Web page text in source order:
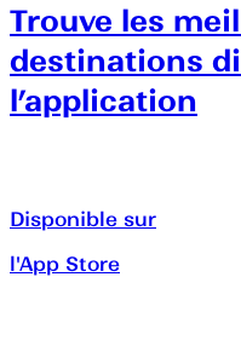
Trouve les
destinations
l’application
Disponible sur
l'App Store